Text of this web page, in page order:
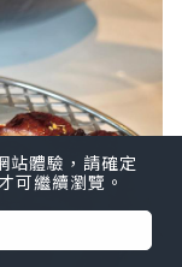
體驗，請確定
可繼續瀏覽。